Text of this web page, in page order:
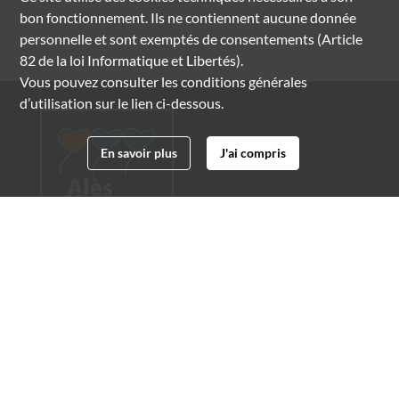
bon fonctionnement. Ils ne contiennent aucune donnée
personnelle et sont exemptés de consentements (Article
82 de la loi Informatique et Libertés).
Vous pouvez consulter les conditions générales
d’utilisation sur le lien ci-dessous.
En savoir plus J'ai compris